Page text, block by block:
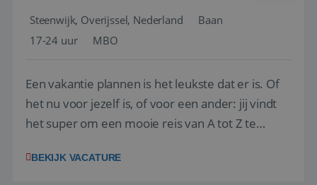
Steenwijk, Overijssel, Nederland
Baan
17-24 uur
MBO
Een vakantie plannen is het leukste dat er is. Of
het nu voor jezelf is, of voor een ander: jij vindt
het super om een mooie reis van A tot Z te
vakantiegangers de meest prachtige plekjes op
BEKIJK VACATURE